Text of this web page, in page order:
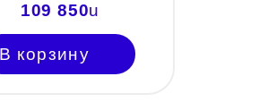
109 850u
В корзину